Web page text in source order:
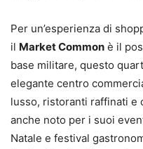
Per un’esperienza di
il Market Common è il
base militare, questo
elegante centro
lusso, ristoranti raffinati e
anche noto per i suoi
Natale e festival